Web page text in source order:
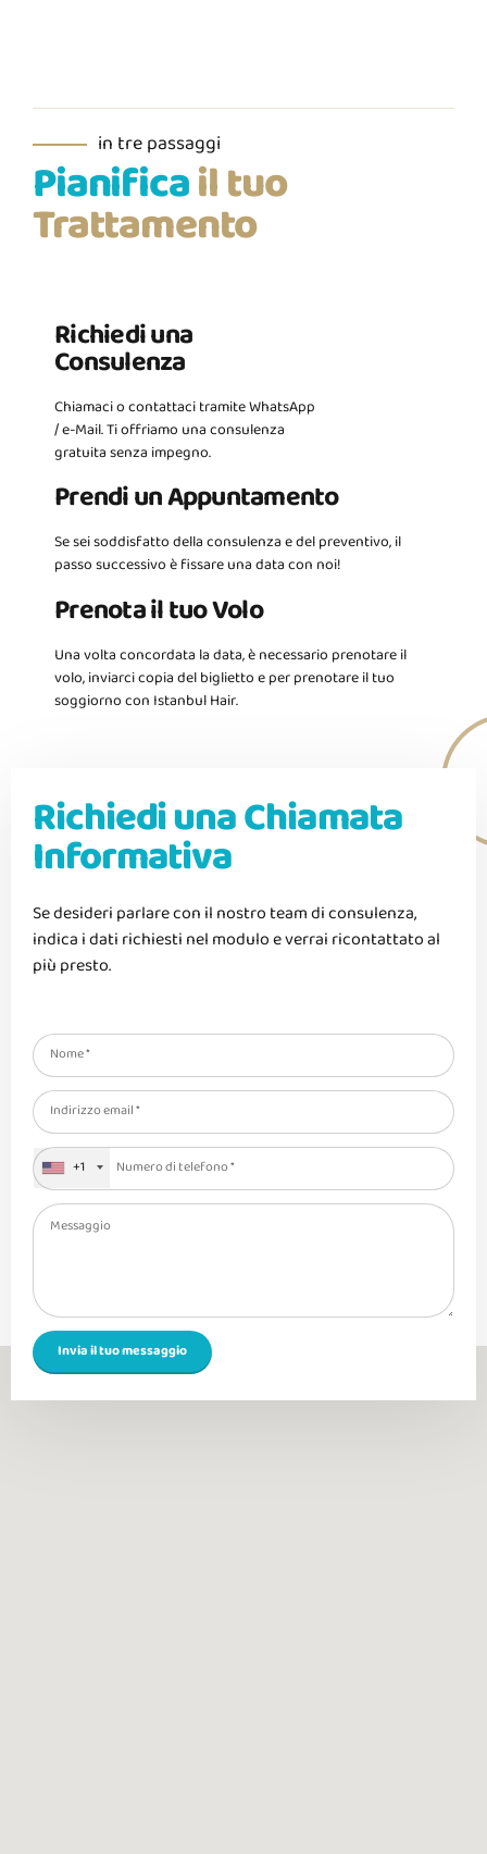
in tre passaggi
Pianificail tuo
Trattamento
Richiedi una
Consulenza
Chiamaci o contattaci tramite WhatsApp
/ e-Mail. Ti offriamo una consulenza
gratuita senza impegno.
Prendi un Appuntamento
Se sei soddisfatto della consulenza e del preventivo, il
passo successivo è fissare una data con noi!
Prenota il tuo Volo
Una volta concordata la data, è necessario prenotare il
volo, inviarci copia del biglietto e per prenotare il tuo
soggiorno con Istanbul Hair.
Richiedi una Chiamata
Informativa
Se desideri parlare con il nostro team di consulenza,
indica i dati richiesti nel modulo e verrai ricontattato al
più presto.
+1